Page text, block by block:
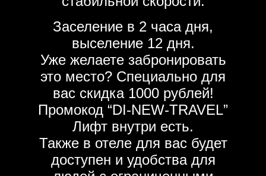
Заселение в 2 часа дня,
выселение 12 дня.
Уже желаете забронировать
это место? Специально для
вас скидка 1000 рублей!
Промокод “DI-NEW-TRAVEL”
Лифт внутри есть.
Также в отеле для вас будет
доступен и удобства для